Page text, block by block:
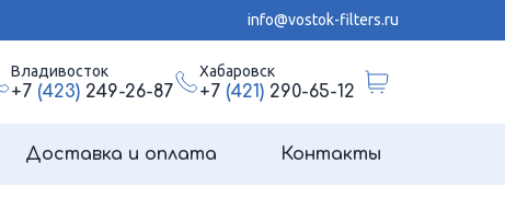
info@vostok-filters.ru
Владивосток
+7 (423)249-26-87
Хабаровск
+7 (421)290-65-12
Доставка и оплата Контакты